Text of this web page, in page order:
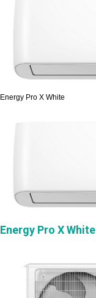
Energy Pro X White
Energy Pro X White